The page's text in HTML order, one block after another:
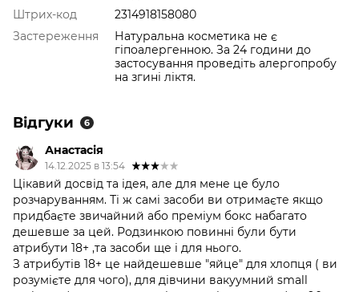
Штрих-код
2314918158080
Застереження
Натуральна косметика не є
гіпоалергенною. За 24 години до
застосування проведіть алергопробу
на згині ліктя.
Відгуки 6
Анастасія
14.12.2025 в 13:54
Цікавий досвід та ідея, але для мене це було
розчаруванням. Ті ж самі засоби ви отримаєте якщо
придбаєте звичайний або преміум бокс набагато
дешевше за цей. Родзинкою повинні були бути
атрибути 18+ ,та засоби ще і для нього.
З атрибутів 18+ це найдешевше "яйце" для хлопця ( ви
розумієте для чого), для дівчини вакуумний small